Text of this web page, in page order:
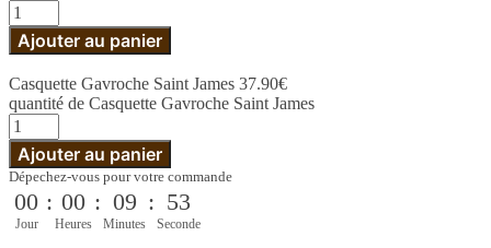
Ajouter au panier
Casquette Gavroche Saint James 37.90€
quantité de Casquette Gavroche Saint James
Ajouter au panier
Dépechez-vous pour votre commande
00
Jour
: 00
Heures
: 09
Minutes
: 52
Seconde